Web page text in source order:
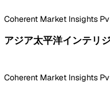
Coherent Market Insights
アジア太平洋インテリ
Coherent Market Insights